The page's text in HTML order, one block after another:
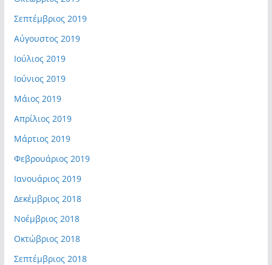
Σεπτέμβριος 2019
Αύγουστος 2019
Ιούλιος 2019
Ιούνιος 2019
Μάιος 2019
Απρίλιος 2019
Μάρτιος 2019
Φεβρουάριος 2019
Ιανουάριος 2019
Δεκέμβριος 2018
Νοέμβριος 2018
Οκτώβριος 2018
Σεπτέμβριος 2018